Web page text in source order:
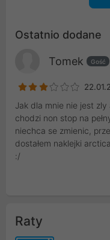
Ostatnio dodane
Tomek Gość
Jak dla mnie nie jest zly
chodzi non stop na
niechca se zmienic,
dostałem naklejki
:/
Raty